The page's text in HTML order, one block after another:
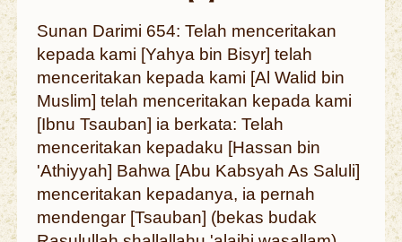
Sunan Darimi 654: Telah menceritakan
kepada kami [Yahya bin Bisyr] telah
menceritakan kepada kami [Al Walid bin
Muslim] telah menceritakan kepada kami
[Ibnu Tsauban] ia berkata: Telah
menceritakan kepadaku [Hassan bin
'Athiyyah] Bahwa [Abu Kabsyah As Saluli]
menceritakan kepadanya, ia pernah
mendengar [Tsauban] (bekas budak